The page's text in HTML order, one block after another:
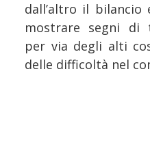
dall’altro il bilancio
mostrare segni di
per via degli alti
delle difficoltà nel